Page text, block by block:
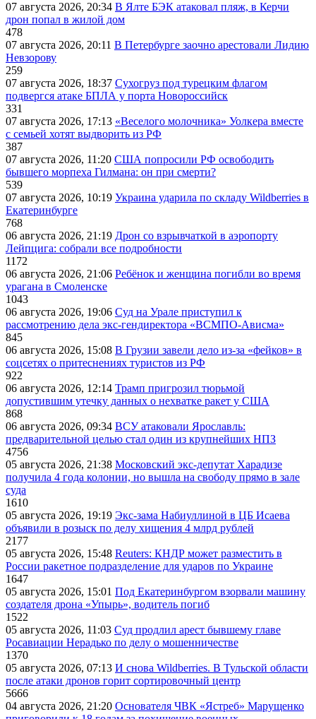
07 августа 2026, 20:34 В Ялте БЭК атаковал пляж, в Керчи
дрон попал в жилой дом
478
07 августа 2026, 20:11 В Петербурге заочно арестовали Лидию
Невзорову
259
07 августа 2026, 18:37 Сухогруз под турецким флагом
подвергся атаке БПЛА у порта Новороссийск
331
07 августа 2026, 17:13 «Веселого молочника» Уолкера вместе
с семьей хотят выдворить из РФ
387
07 августа 2026, 11:20 США попросили РФ освободить
бывшего морпеха Гилмана: он при смерти?
539
07 августа 2026, 10:19 Украина ударила по складу Wildberries в
Екатеринбурге
768
06 августа 2026, 21:19 Дрон со взрывчаткой в аэропорту
Лейпцига: собрали все подробности
1172
06 августа 2026, 21:06 Ребёнок и женщина погибли во время
урагана в Смоленске
1043
06 августа 2026, 19:06 Суд на Урале приступил к
рассмотрению дела экс-гендиректора «ВСМПО-Ависма»
845
06 августа 2026, 15:08 В Грузии завели дело из-за «фейков» в
соцсетях о притеснениях туристов из РФ
922
06 августа 2026, 12:14 Трамп пригрозил тюрьмой
допустившим утечку данных о нехватке ракет у США
868
06 августа 2026, 09:34 ВСУ атаковали Ярославль:
предварительной целью стал один из крупнейших НПЗ
4756
05 августа 2026, 21:38 Московский экс-депутат Харадизе
получила 4 года колонии, но вышла на свободу прямо в зале
суда
1610
05 августа 2026, 19:19 Экс-зама Набиуллиной в ЦБ Исаева
объявили в розыск по делу хищения 4 млрд рублей
2177
05 августа 2026, 15:48 Reuters: КНДР может разместить в
России ракетное подразделение для ударов по Украине
1647
05 августа 2026, 15:01 Под Екатеринбургом взорвали машину
создателя дрона «Упырь», водитель погиб
1522
05 августа 2026, 11:03 Суд продлил арест бывшему главе
Росавиации Нерадько по делу о мошенничестве
1370
05 августа 2026, 07:13 И снова Wildberries. В Тульской области
после атаки дронов горит сортировочный центр
5666
04 августа 2026, 21:20 Основателя ЧВК «Ястреб» Марущенко